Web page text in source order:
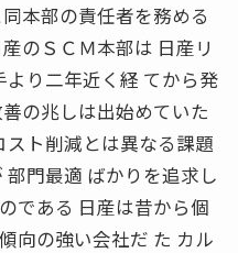
本部の責任者を務める
のＳＣＭ本部は 日産リ
り二年近く経 てから発
の兆しは出始めていた
スト削減とは異なる課題
門最適 ばかりを追求し
である 日産は昔から個
向の強い会社だ た カル